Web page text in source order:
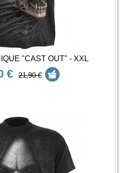
"CAST OUT" - XXL
€ 21,90 €